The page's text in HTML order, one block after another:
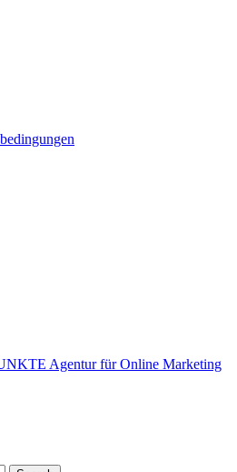
Agentur für Online Marketing